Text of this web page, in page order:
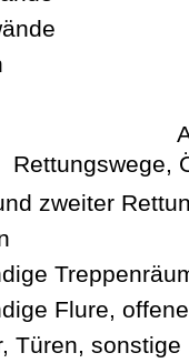
Rettungswege,
zweiter
Flure,
Türen, sonstige